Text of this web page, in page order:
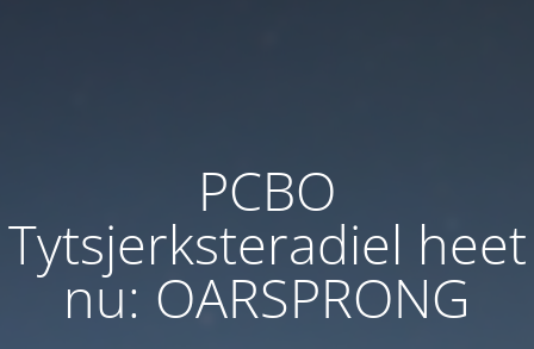
PCBO
Tytsjerksteradiel heet
nu: OARSPRONG